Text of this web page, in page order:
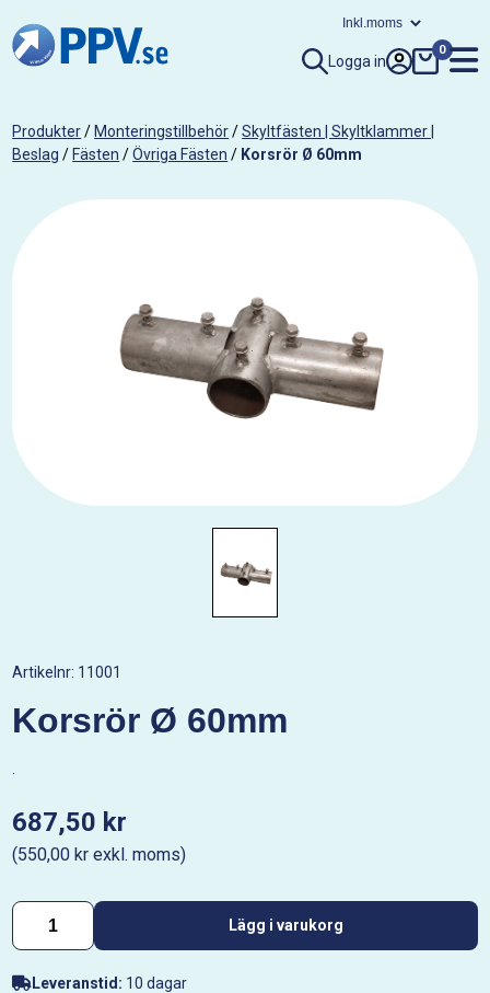
Logga in
0
Produkter/ Monteringstillbehör/Skyltfästen | Skyltklammer |
Beslag / Fästen /Övriga Fästen / Korsrör Ø 60mm
Artikelnr: 11001
Korsrör Ø 60mm
687,50 kr
(550,00 kr exkl. moms)
Lägg i varukorg
Leveranstid: 10 dagar